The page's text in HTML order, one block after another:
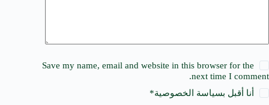
Save my name, email and website in this browser for the
next time I comment.
أنا أقبل بسياسة الخصوصية*